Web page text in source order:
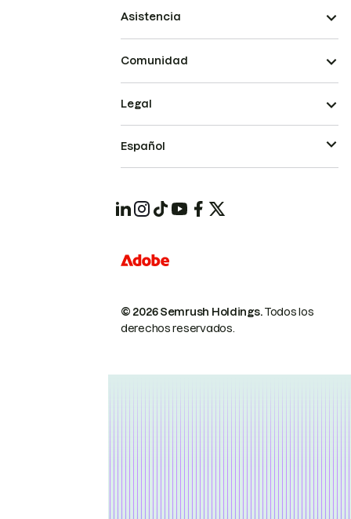
Asistencia
Comunidad
© 2026 Semrush Holdings.Todos los
derechos reservados.
Legal
Español